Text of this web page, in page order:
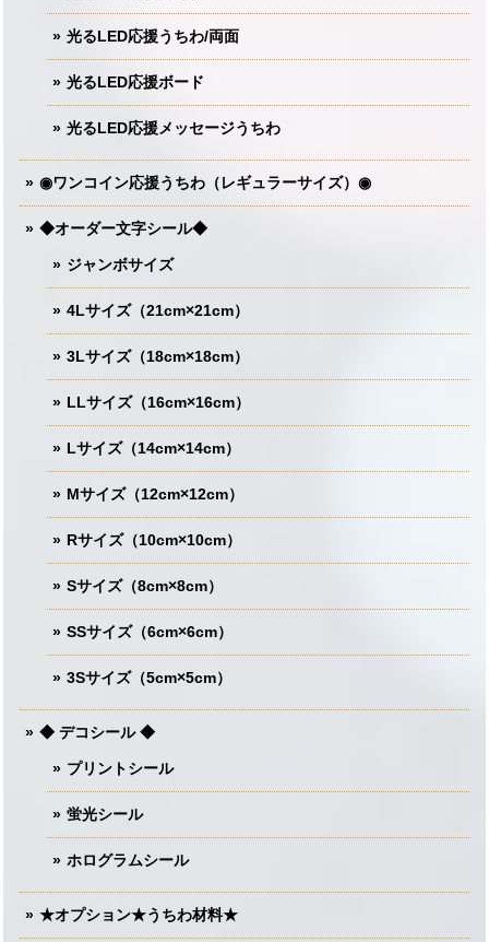
光るLED応援うちわ/両面
光るLED応援ボード
光るLED応援メッセージうちわ
◉ワンコイン応援うちわ（レギュラーサイズ）◉
◆オーダー文字シール◆
ジャンボサイズ
4Lサイズ（21cm×21cm）
3Lサイズ（18cm×18cm）
LLサイズ（16cm×16cm）
Lサイズ（14cm×14cm）
Mサイズ（12cm×12cm）
Rサイズ（10cm×10cm）
Sサイズ（8cm×8cm）
SSサイズ（6cm×6cm）
3Sサイズ（5cm×5cm）
◆ デコシール ◆
プリントシール
蛍光シール
ホログラムシール
★オプション★うちわ材料★